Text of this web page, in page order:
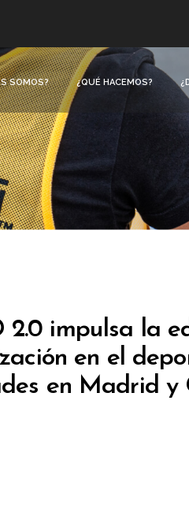
SOMOS? ¿QUÉ HACEMOS?
2.0 impulsa la
en el
en Madrid y